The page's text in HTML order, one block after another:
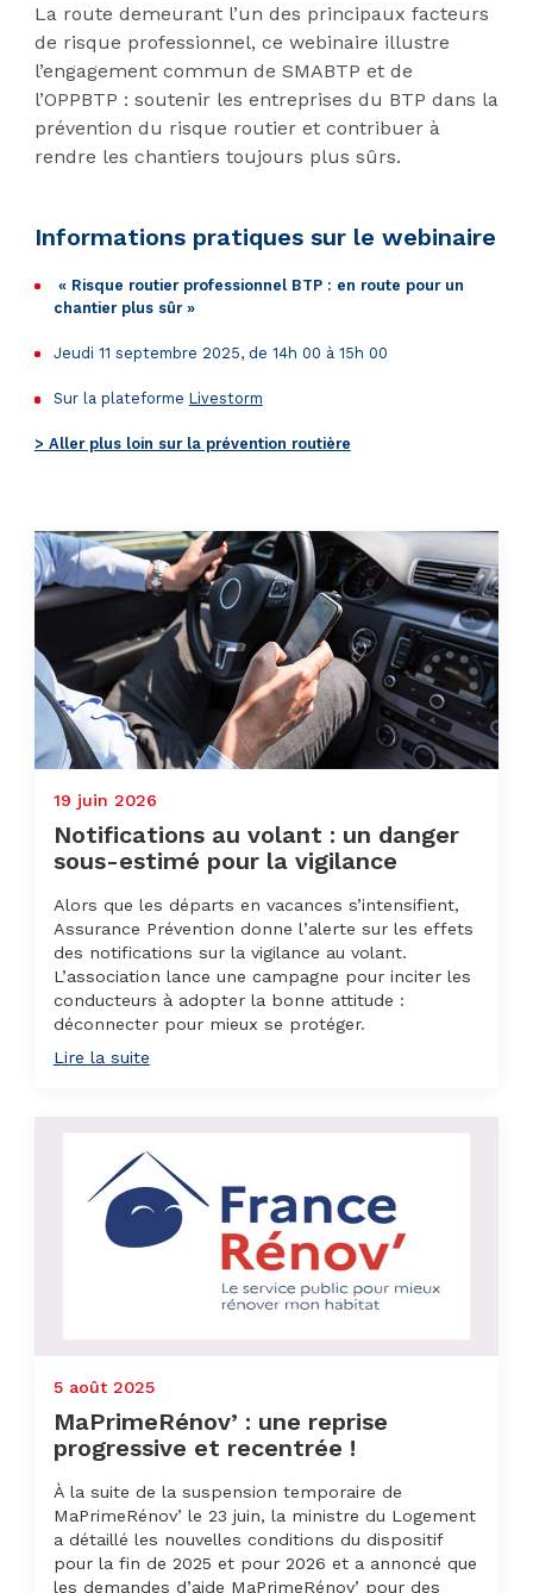
La route demeurant l’un des principaux facteurs
de risque professionnel, ce webinaire illustre
l’engagement commun de SMABTP et de
l’OPPBTP : soutenir les entreprises du BTP dans la
prévention du risque routier et contribuer à
rendre les chantiers toujours plus sûrs.
Informations pratiques sur le webinaire
« Risque routier professionnel BTP : en route pour un
chantier plus sûr »
Jeudi 11 septembre 2025, de 14h 00 à 15h 00
Sur la plateforme Livestorm
> Aller plus loin sur la prévention routière
19 juin 2026
Notifications au volant : un danger
sous-estimé pour la vigilance
Alors que les départs en vacances s’intensifient,
Assurance Prévention donne l’alerte sur les effets
des notifications sur la vigilance au volant.
L’association lance une campagne pour inciter les
conducteurs à adopter la bonne attitude :
déconnecter pour mieux se protéger.
Lire la suite
5 août 2025
MaPrimeRénov’ : une reprise
progressive et recentrée !
À la suite de la suspension temporaire de
MaPrimeRénov’ le 23 juin, la ministre du Logement
a détaillé les nouvelles conditions du dispositif
pour la fin de 2025 et pour 2026 et a annoncé que
les demandes d’aide MaPrimeRénov’ pour des